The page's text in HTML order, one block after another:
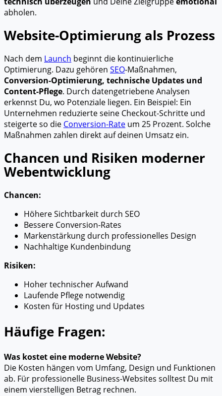
abholen.
Website-Optimierung als Prozess
Nach dem Launch beginnt die kontinuierliche
Optimierung. Dazu gehören SEO-Maßnahmen,
Conversion-Optimierung, technische Updates und
Content-Pflege. Durch datengetriebene Analysen
erkennst Du, wo Potenziale liegen. Ein Beispiel: Ein
Unternehmen reduzierte seine Checkout-Schritte und
steigerte so die Conversion-Rate um 25 Prozent. Solche
Maßnahmen zahlen direkt auf deinen Umsatz ein.
Chancen und Risiken moderner
Webentwicklung
Chancen:
Höhere Sichtbarkeit durch SEO
Bessere Conversion-Rates
Markenstärkung durch professionelles Design
Nachhaltige Kundenbindung
Risiken:
Hoher technischer Aufwand
Laufende Pflege notwendig
Kosten für Hosting und Updates
Häufige Fragen:
Was kostet eine moderne Website?
Die Kosten hängen vom Umfang, Design und Funktionen
ab. Für professionelle Business-Websites solltest Du mit
einem vierstelligen Betrag rechnen.